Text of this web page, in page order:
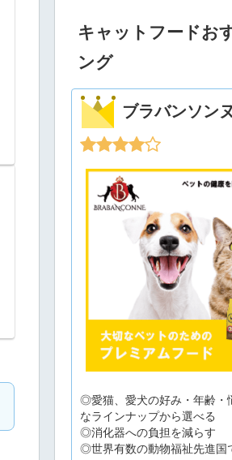
キャットフードお
ング
ブラバンソンヌ
◎愛猫、愛犬の好み・年齢・
なラインナップから選べる
◎消化器への負担を減らす
◎世界有数の動物福祉先進国